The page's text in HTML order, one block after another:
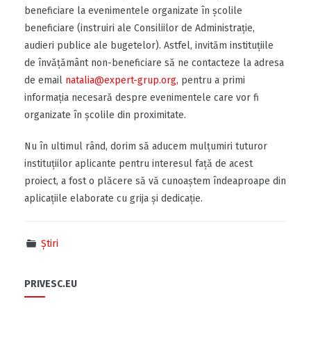
beneficiare la evenimentele organizate în școlile
beneficiare (instruiri ale Consiliilor de Administrație,
audieri publice ale bugetelor). Astfel, invităm instituțiile
de învățământ non-beneficiare să ne contacteze la adresa
de email natalia@expert-grup.org, pentru a primi
informația necesară despre evenimentele care vor fi
organizate în școlile din proximitate.
Nu în ultimul rând, dorim să aducem mulțumiri tuturor
instituțiilor aplicante pentru interesul față de acest
proiect, a fost o plăcere să vă cunoaștem îndeaproape din
aplicațiile elaborate cu grija și dedicație.
Știri
PRIVESC.EU